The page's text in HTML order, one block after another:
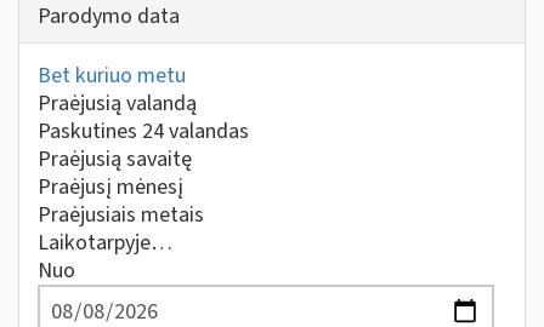
Parodymo data
Bet kuriuo metu
Praėjusią valandą
Paskutines 24 valandas
Praėjusią savaitę
Praėjusį mėnesį
Praėjusiais metais
Laikotarpyje…
Nuo